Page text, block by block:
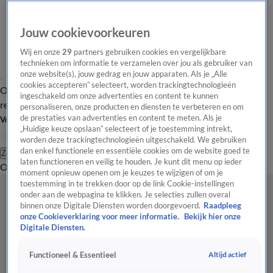
Overzicht Laatste nieuws Regionieuws Het beste van Hart
Tip de
redactie
Volg Hart van Nederland
Zoeken
OverzichtRegioUitzendingenWeerTip de redactiePanelVideo's
Jouw cookievoorkeuren
Wij en onze29 partners gebruiken cookies en vergelijkbare
technieken om informatie te verzamelen over jou als gebruiker van
onze website(s), jouw gedrag en jouw apparaten. Als je „Alle
cookies accepteren” selecteert, worden trackingtechnologieën
ingeschakeld om onze advertenties en content te kunnen
personaliseren, onze producten en diensten te verbeteren en om
de prestaties van advertenties en content te meten. Als je
„Huidige keuze opslaan” selecteert of je toestemming intrekt,
worden deze trackingtechnologieën uitgeschakeld. We gebruiken
dan enkel functionele en essentiële cookies om de website goed te
laten functioneren en veilig te houden. Je kunt dit menu op ieder
moment opnieuw openen om je keuzes te wijzigen of om je
toestemming in te trekken door op de link Cookie-instellingen
onder aan de webpagina te klikken. Je selecties zullen overal
binnen onze Digitale Diensten worden doorgevoerd. Raadpleeg
onze Cookieverklaring voor meer informatie.
Bekijk hier onze
Digitale Diensten.
Functioneel & Essentieel Altijd actief